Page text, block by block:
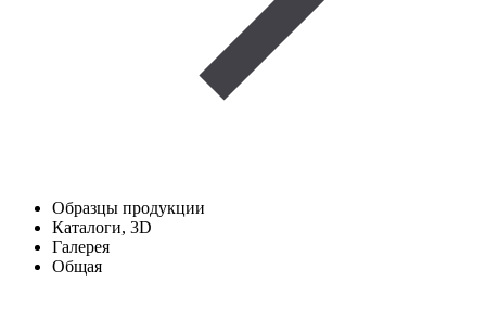
Образцы продукции
Каталоги, 3D
Галерея
Общая